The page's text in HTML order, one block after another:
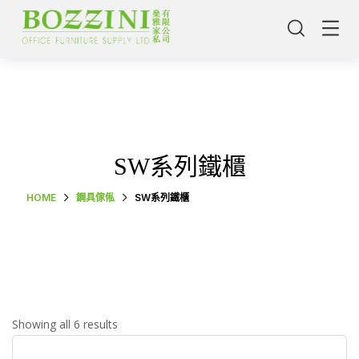
SW系列鐵櫃
HOME 鋼具傢俬 SW系列鐵櫃
Showing all 6 results